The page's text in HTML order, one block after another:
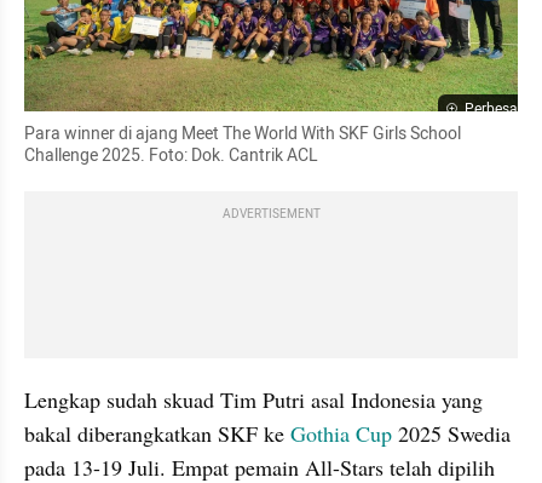
Perbesar
Para winner di ajang Meet The World With SKF Girls School
Challenge 2025. Foto: Dok. Cantrik ACL
ADVERTISEMENT
Lengkap sudah skuad Tim Putri asal Indonesia yang
bakal diberangkatkan SKF ke Gothia Cup 2025 Swedia
pada 13-19 Juli. Empat pemain All-Stars telah dipilih